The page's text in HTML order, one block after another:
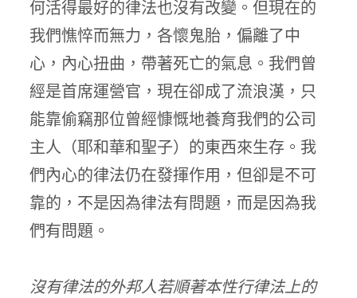
何活得最好的律法也沒有改變。但現在的
我們憔悴而無力，各懷鬼胎，偏離了中
心，內心扭曲，帶著死亡的氣息。我們曾
經是首席運營官，現在卻成了流浪漢，只
能靠偷竊那位曾經慷慨地養育我們的公司
主人（耶和華和聖子）的東西來生存。我
們內心的律法仍在發揮作用，但卻是不可
靠的，不是因為律法有問題，而是因為我
們有問題。
沒有律法的外邦人若順著本性行律法上的